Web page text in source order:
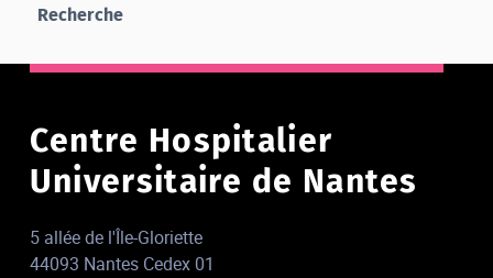
Recherche
Centre Hospitalier
Universitaire de Nantes
5 allée de l'Île-Gloriette
44093 Nantes Cedex 01